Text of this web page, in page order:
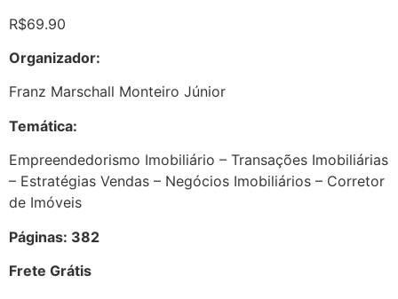
R$69.90
Organizador:
Franz Marschall Monteiro Júnior
Temática:
Empreendedorismo Imobiliário – Transações Imobiliárias
– Estratégias Vendas – Negócios Imobiliários – Corretor
de Imóveis
Páginas: 382
Frete Grátis